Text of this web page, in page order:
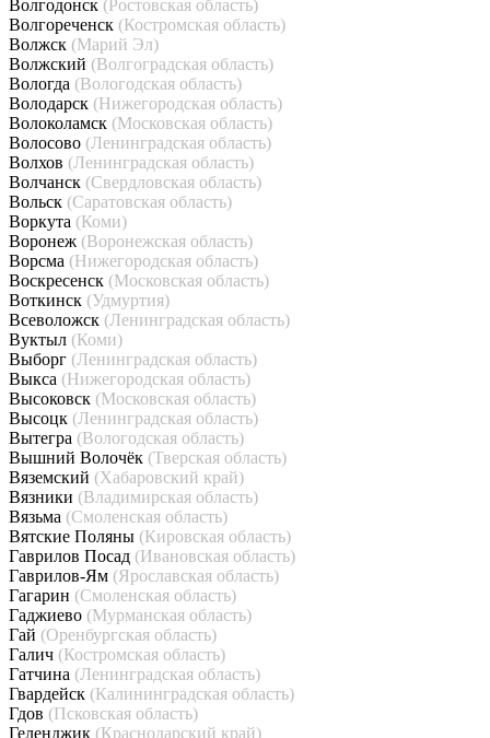
Волгодонск (Ростовская область)
Волгореченск (Костромская область)
Волжск (Марий Эл)
Волжский (Волгоградская область)
Вологда (Вологодская область)
Володарск (Нижегородская область)
Волоколамск (Московская область)
Волосово (Ленинградская область)
Волхов (Ленинградская область)
Волчанск (Свердловская область)
Вольск (Саратовская область)
Воркута (Коми)
Воронеж (Воронежская область)
Ворсма (Нижегородская область)
Воскресенск (Московская область)
Воткинск (Удмуртия)
Всеволожск (Ленинградская область)
Вуктыл (Коми)
Выборг (Ленинградская область)
Выкса (Нижегородская область)
Высоковск (Московская область)
Высоцк (Ленинградская область)
Вытегра (Вологодская область)
Вышний Волочёк (Тверская область)
Вяземский (Хабаровский край)
Вязники (Владимирская область)
Вязьма (Смоленская область)
Вятские Поляны (Кировская область)
Гаврилов Посад (Ивановская область)
Гаврилов-Ям (Ярославская область)
Гагарин (Смоленская область)
Гаджиево (Мурманская область)
Гай (Оренбургская область)
Галич (Костромская область)
Гатчина (Ленинградская область)
Гвардейск (Калининградская область)
Гдов (Псковская область)
Геленджик (Краснодарский край)